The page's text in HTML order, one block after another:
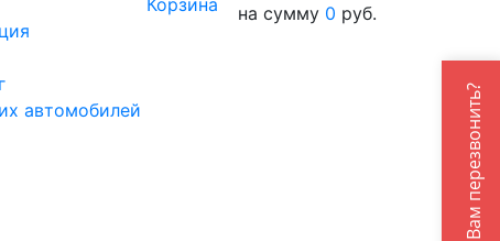
на сумму 0 руб.
автомобилей
Вам перезвонить?